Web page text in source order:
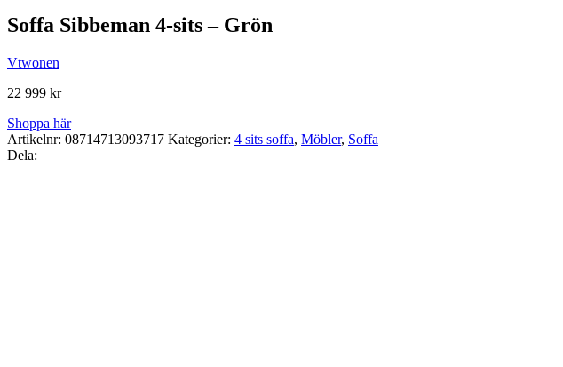
Soffa Sibbeman 4-sits – Grön
Vtwonen
22 999 kr
Shoppa här
Artikelnr: 08714713093717 Kategorier: 4 sits soffa, Möbler, Soffa
Dela: